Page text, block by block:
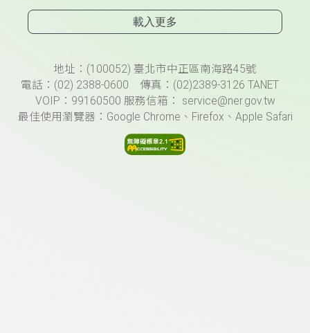
載入更多
頁尾資訊地址：(100052) 臺北市中正區南海路45號
電話：(02) 2388-0600 傳真：(02)2389-3126 TANET
VOIP：99160500 服務信箱： service@ner.gov.tw
最佳使用瀏覽器：Google Chrome、Firefox、Apple Safari